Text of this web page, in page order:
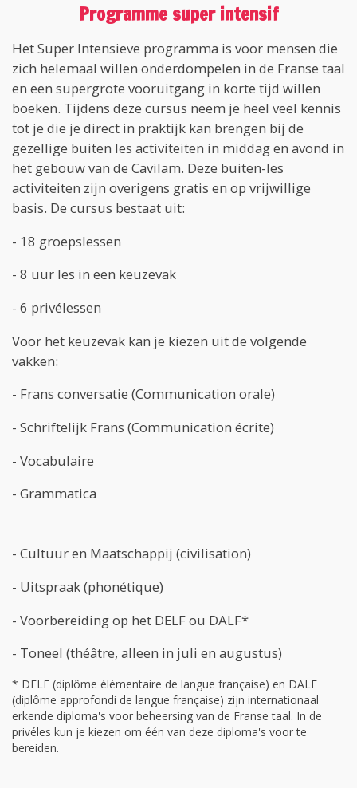
Programme super intensif
Het Super Intensieve programma is voor mensen die
zich helemaal willen onderdompelen in de Franse taal
en een supergrote vooruitgang in korte tijd willen
boeken. Tijdens deze cursus neem je heel veel kennis
tot je die je direct in praktijk kan brengen bij de
gezellige buiten les activiteiten in middag en avond in
het gebouw van de Cavilam. Deze buiten-les
activiteiten zijn overigens gratis en op vrijwillige
basis. De cursus bestaat uit:
- 18 groepslessen
- 8 uur les in een keuzevak
- 6 privélessen
Voor het keuzevak kan je kiezen uit de volgende
vakken:
- Frans conversatie (Communication orale)
- Schriftelijk Frans (Communication écrite)
- Vocabulaire
- Grammatica
- Cultuur en Maatschappij (civilisation)
- Uitspraak (phonétique)
- Voorbereiding op het DELF ou DALF*
- Toneel (théâtre, alleen in juli en augustus)
* DELF (diplôme élémentaire de langue française) en DALF
(diplôme approfondi de langue française) zijn internationaal
erkende diploma's voor beheersing van de Franse taal. In de
privéles kun je kiezen om één van deze diploma's voor te
bereiden.